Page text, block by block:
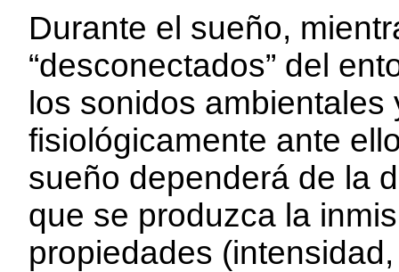
Durante el sueño,
“desconectados” del
los sonidos ambientales
fisiológicamente ante
sueño dependerá de la
que se produzca la
propiedades